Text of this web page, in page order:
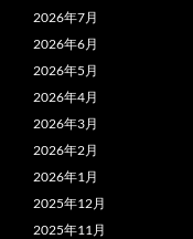
2026年7月
2026年6月
2026年5月
2026年4月
2026年3月
2026年2月
2026年1月
2025年12月
2025年11月